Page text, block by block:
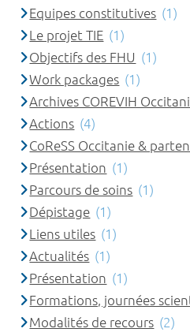
Equipes constitutives (1)
Le projet TIE (1)
Objectifs des FHU (1)
Work packages (1)
Archives COREVIH
Actions (4)
CoReSS Occitanie &
Présentation (1)
Parcours de soins (1)
Dépistage (1)
Liens utiles (1)
Actualités (1)
Présentation (1)
Formations, journées
Modalités de recours (2)